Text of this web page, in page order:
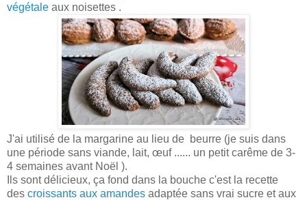
végétale aux noisettes .
J'ai utilisé de la margarine au lieu de beurre (je suis dans
une période sans viande, lait, œuf ...... un petit carême de 3-
4 semaines avant Noël ).
Ils sont délicieux, ça fond dans la bouche c'est la recette
des croissants aux amandes adaptée sans vrai sucre et aux